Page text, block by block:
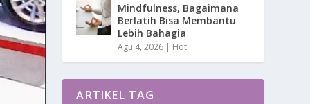
Mindfulness, Bagaimana
Berlatih Bisa Membantu
Lebih Bahagia
Agu 4, 2026 | Hot
ARTIKEL TAG